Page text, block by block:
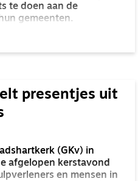
te doen aan de
gemeenten.
presentjes uit
(GKv) in
afgelopen kerstavond
en mensen in